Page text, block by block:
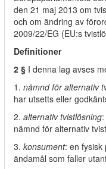
den 21 maj 2013 om
och om ändring av
2009/22/EG (EU:s
Definitioner
2 § I denna lag avses
1. nämnd för alternativ
har utsetts eller
2. alternativ tvistlösning
nämnd för alternativ
3. konsument: en fysisk
ändamål som faller